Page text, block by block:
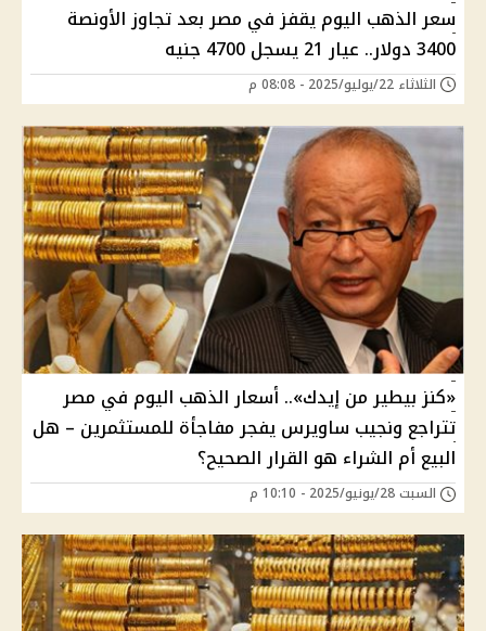
سعر الذهب اليوم يقفز في مصر بعد تجاوز الأونصة
3400 دولار.. عيار 21 يسجل 4700 جنيه
الثلاثاء 22/يوليو/2025 - 08:08 م
«كنز بيطير من إيدك».. أسعار الذهب اليوم في مصر
تتراجع ونجيب ساويرس يفجر مفاجأة للمستثمرين – هل
البيع أم الشراء هو القرار الصحيح؟
السبت 28/يونيو/2025 - 10:10 م